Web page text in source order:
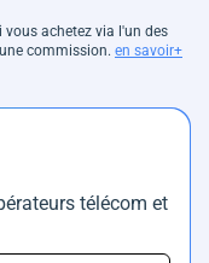
vous achetez via l'un des
commission. en savoir+
télécom et